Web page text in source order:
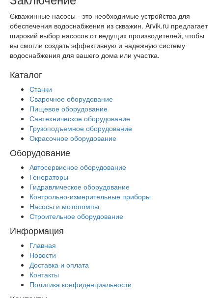
Скважинные насосы - это необходимые устройства для
обеспечения водоснабжения из скважин. Arvik.ru предлагает
широкий выбор насосов от ведущих производителей, чтобы
вы смогли создать эффективную и надежную систему
водоснабжения для вашего дома или участка.
Каталог
Станки
Сварочное оборудование
Пищевое оборудование
Сантехническое оборудование
Грузоподъемное оборудование
Окрасочное оборудование
Оборудование
Автосервисное оборудование
Генераторы
Гидравлическое оборудование
Контрольно-измерительные приборы
Насосы и мотопомпы
Строительное оборудование
Информация
Главная
Новости
Доставка и оплата
Контакты
Политика конфиденциальности